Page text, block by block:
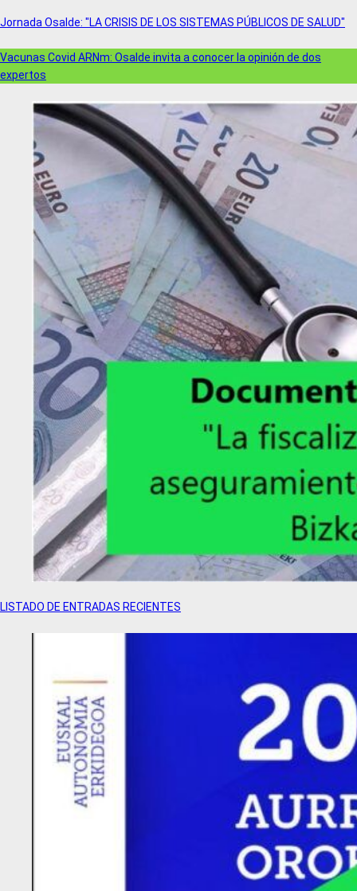
Jornada Osalde: "LA CRISIS DE LOS SISTEMAS PÚBLICOS DE SALUD"
Vacunas Covid ARNm: Osalde invita a conocer la opinión de dos
expertos
LISTADO DE ENTRADAS RECIENTES